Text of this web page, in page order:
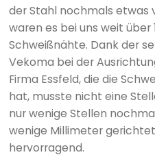
der Stahl nochmals etwas
waren es bei uns weit über
Schweißnähte. Dank der
Vekoma bei der
Firma Essfeld, die die
hat, musste nicht eine
nur wenige Stellen
wenige Millimeter
hervorragend.